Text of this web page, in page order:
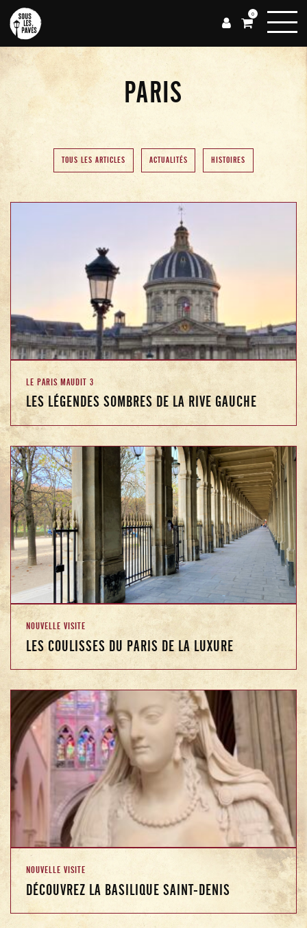
0
PARIS
TOUS LES ARTICLES ACTUALITÉS HISTOIRES
LE PARIS MAUDIT 3
LES LÉGENDES SOMBRES DE LA RIVE GAUCHE
NOUVELLE VISITE
LES COULISSES DU PARIS DE LA LUXURE
NOUVELLE VISITE
DÉCOUVREZ LA BASILIQUE SAINT-DENIS